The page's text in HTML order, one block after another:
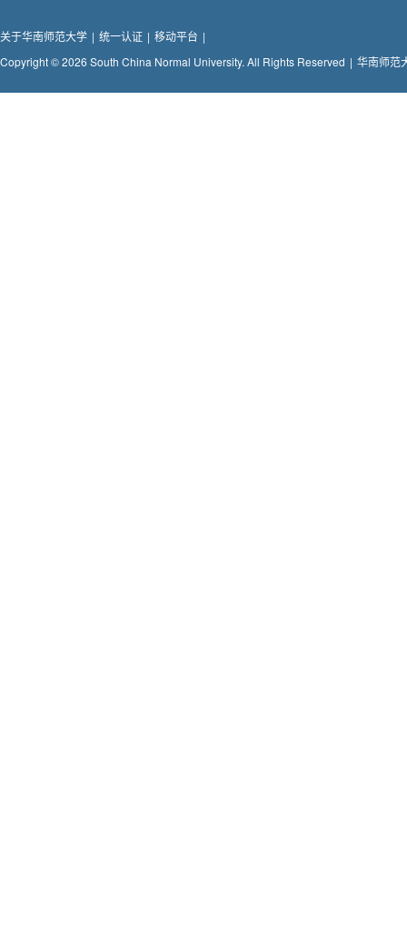
关于华南师范大学 | 统一认证 | 移动平台 |
Copyright © 2026 South China Normal University. All Rights Reserved | 华南师范